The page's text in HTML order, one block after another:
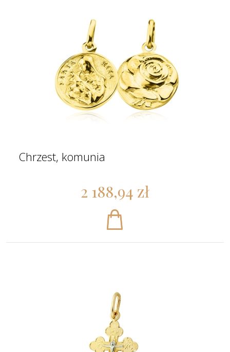
Chrzest, komunia
2 188,94 zł